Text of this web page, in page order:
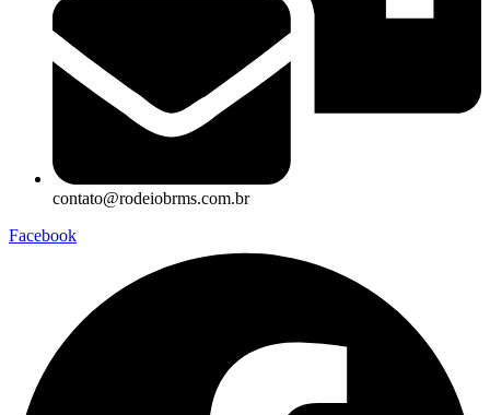
contato@rodeiobrms.com.br
Facebook